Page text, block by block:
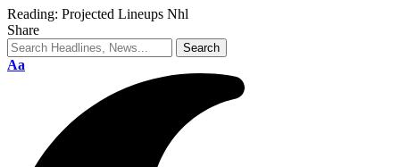
Reading: Projected Lineups Nhl
Share
Aa